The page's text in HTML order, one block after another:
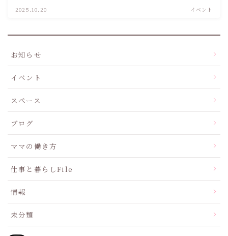
2025.10.20 イベント
お知らせ
イベント
スペース
ブログ
ママの働き方
仕事と暮らしFile
情報
未分類